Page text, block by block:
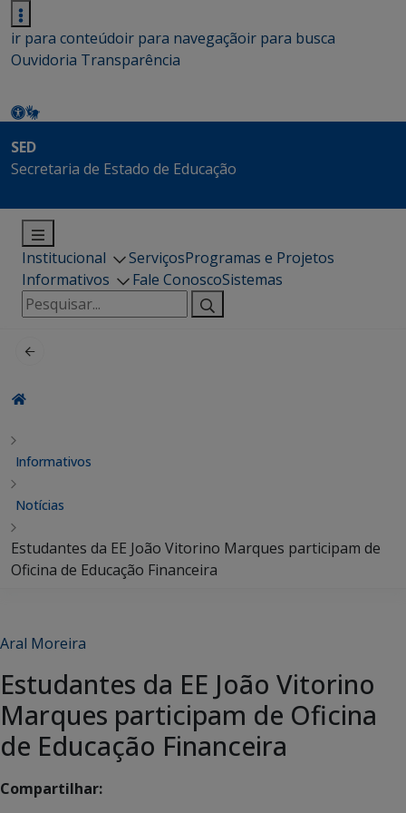
ir para conteúdoir para navegaçãoir para busca
Ouvidoria Transparência
SED
Secretaria de Estado de Educação
Institucional ServiçosProgramas e Projetos
Informativos
Fale ConoscoSistemas
Pesquisar
por:
Informativos
Notícias
Estudantes da EE João Vitorino Marques participam de
Oficina de Educação Financeira
Aral Moreira
Estudantes da EE João Vitorino
Marques participam de Oficina
de Educação Financeira
Compartilhar: